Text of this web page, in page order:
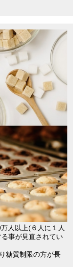
人以上(６人に１人
事が見直されてい
糖質制限の方が長